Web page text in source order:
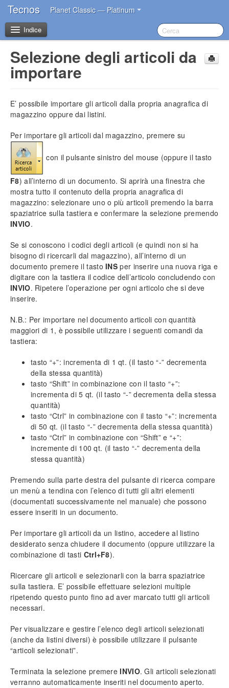
Tecnos Planet Classic — Platinum
Indice
Benvenuto
Introduzione
Impostazioni iniziali
Account Tecnos
Inserimento dati aziendali
Inserimento operatori base
Impostazione sconti in acquisto
Personalizzazione campi (tabelle)
Inserimento tariffe di manodopera
Intestazione documenti
Importazione loghi
Funzionalità protette
Info generali
Lavorare senza mouse
Nomenclatura e terminologia
Principali icone e pulsanti
Le voci di menù
Legenda colori del software
Aggiornare il software
Assistenza tecnica
Configurazione ed utilità
Backup e ripristino dei dati
Anagrafica clienti e fornitori
Inserimento nuovo cliente (o fornitore)
Importazione globale
Sedi alternative
Descrizione dei campi
Prezzi speciali
Anagrafica di magazzino
Articolo di magazzino
Codifica di un articolo
Gestione dei prezzi
Fornitori e codici aggiuntivi
Listini e banche dati
Selezione di un listino
Ricercare un articolo
Selezione degli articoli da
importare
E’ possibile importare gli articoli dalla propria anagrafica di
magazzino oppure dai listini.
Per importare gli articoli dal magazzino, premere su
con il pulsante sinistro del mouse (oppure il tasto
F8) all’interno di un documento. Si aprirà una finestra che
mostra tutto il contenuto della propria anagrafica di
magazzino: selezionare uno o più articoli premendo la barra
spaziatrice sulla tastiera e confermare la selezione premendo
INVIO.
Se si conoscono i codici degli articoli (e quindi non si ha
bisogno di ricercarli dal magazzino), all’interno di un
documento premere il tastoINS per inserire una nuova riga e
digitare con la tastiera il codice dell’articolo concludendo con
INVIO. Ripetere l’operazione per ogni articolo che si deve
inserire.
N.B.: Per importare nel documento articoli con quantità
maggiori di 1, è possibile utilizzare i seguenti comandi da
tastiera:
tasto “+”: incrementa di 1 qt. (il tasto “-” decrementa
della stessa quantità)
tasto “Shift” in combinazione con il tasto “+”:
incrementa di 5 qt. (il tasto “-” decrementa della stessa
quantità)
tasto “Ctrl” in combinazione con il tasto “+”: incrementa
di 50 qt. (il tasto “-” decrementa della stessa quantità)
tasto “Ctrl” in combinazione con “Shift” e “+”:
incremente di 100 qt. (il tasto “-” decrementa della
stessa quantità)
Premendo sulla parte destra deI pulsante di ricerca compare
un menù a tendina con l’elenco di tutti gli altri elementi
(documentati successivamente nel manuale) che possono
essere inseriti in un documento.
Per importare gli articoli da un listino, accedere al listino
desiderato senza chiudere il documento (oppure utilizzare la
combinazione di tasti Ctrl+F8).
Ricercare gli articoli e selezionarli con la barra spaziatrice
sulla tastiera. E’ possibile effettuare selezioni multiple
ripetendo questo punto fino ad aver marcato tutti gli articoli
necessari.
Per visualizzare e gestire l’elenco degli articoli selezionati
(anche da listini diversi) è possibile utilizzare il pulsante
“articoli selezionati”.
Terminata la selezione premereINVIO. Gli articoli selezionati
verranno automaticamente inseriti nel documento aperto.